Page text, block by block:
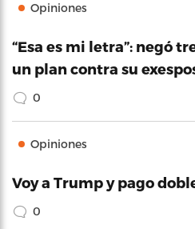
Opiniones
“Esa es mi letra”: negó
un plan contra su
0
Opiniones
Voy a Trump y pago
0